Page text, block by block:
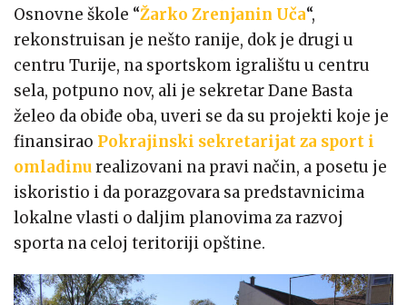
Osnovne škole “Žarko Zrenjanin Uča“,
rekonstruisan je nešto ranije, dok je drugi u
centru Turije, na sportskom igralištu u centru
sela, potpuno nov, ali je sekretar Dane Basta
želeo da obiđe oba, uveri se da su projekti koje je
finansirao Pokrajinski sekretarijat za sport i
omladinurealizovani na pravi način, a posetu je
iskoristio i da porazgovara sa predstavnicima
lokalne vlasti o daljim planovima za razvoj
sporta na celoj teritoriji opštine.